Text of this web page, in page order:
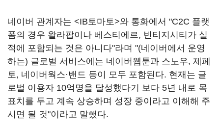
네이버 관계자는 <IB토마토>와 통화에서 "C2C 플랫
폼의 경우 왈라팝이나 베스티에르, 빈티지시티가 실
적에 포함되는 것은 아니다"라며 "(네이버에서 운영
하는) 글로벌 서비스에는 네이버웹툰과 스노우, 제페
토, 네이버웍스·밴드 등이 모두 포함된다. 현재는 글
로벌 이용자 10억명을 달성했다기 보다 5년 내로 목
표치를 두고 계속 상승하며 성장 중이라고 이해해 주
시면 될 것"이라고 말했다.